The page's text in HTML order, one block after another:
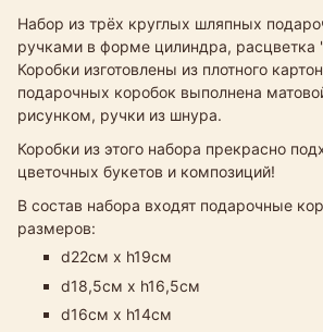
Набор из трёх круглых шляпных
ручками в форме цилиндра, расцветка
Коробки изготовлены из плотного
подарочных коробок выполнена
рисунком, ручки из шнура.
Коробки из этого набора прекрасно
цветочных букетов и композиций!
В состав набора входят подарочные
размеров:
d22см х h19см
d18,5см х h16,5см
d16см х h14см